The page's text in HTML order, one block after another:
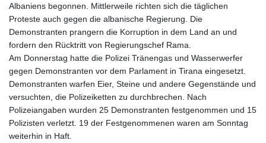
Albaniens begonnen. Mittlerweile richten sich die täglichen
Proteste auch gegen die albanische Regierung. Die
Demonstranten prangern die Korruption in dem Land an und
fordern den Rücktritt von Regierungschef Rama.
Am Donnerstag hatte die Polizei Tränengas und Wasserwerfer
gegen Demonstranten vor dem Parlament in Tirana eingesetzt.
Demonstranten warfen Eier, Steine und andere Gegenstände und
versuchten, die Polizeiketten zu durchbrechen. Nach
Polizeiangaben wurden 25 Demonstranten festgenommen und 15
Polizisten verletzt. 19 der Festgenommenen waren am Sonntag
weiterhin in Haft.